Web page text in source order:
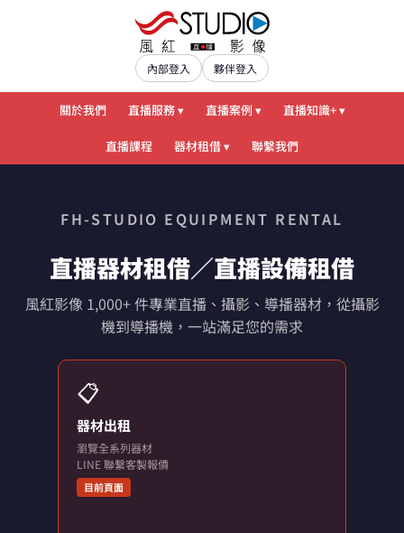
內部登入 夥伴登入
關於我們 直播服務 ▾ 直播案例 ▾ 直播知識+ ▾
直播課程 器材租借 ▾ 聯繫我們
FH-STUDIO EQUIPMENT RENTAL
直播器材租借／直播設備租借
風紅影像 1,000+ 件專業直播、攝影、導播器材，從攝影
機到導播機，一站滿足您的需求
📋
器材出租
瀏覽全系列器材
LINE 聯繫客製報價
目前頁面